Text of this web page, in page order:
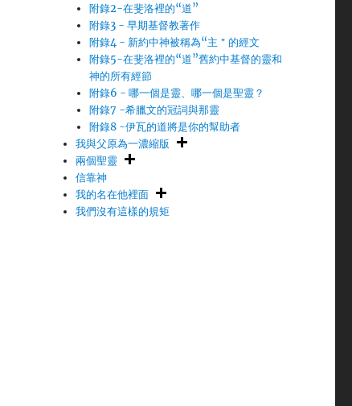
附錄2-在斐洛裡的“道”
附錄3 - 早期基督教著作
附錄4 - 新約中神被稱為“主＂的經文
附錄5-在斐洛裡的“道”舊約中基督的靈和
神的所有經節
附錄6 - 哪一個是靈、哪一個是聖靈？
附錄7 -希臘文的冠詞與那靈
附錄8 -伊瓦的道將是你的幫助者
我與父原為一濃縮版
兩個聖靈
信靠神
我的名在他裡面
我們沒有這樣的規矩